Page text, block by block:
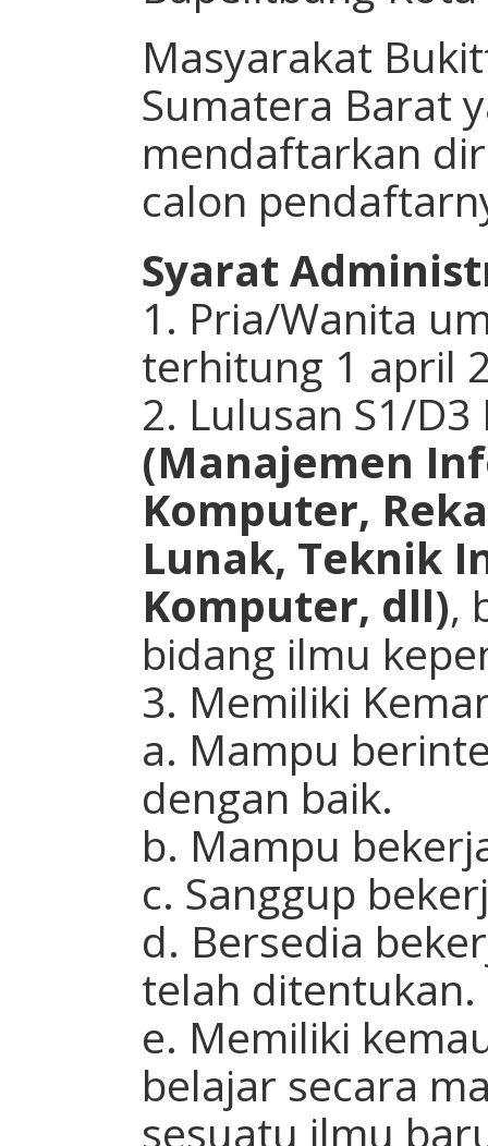
Masyarakat
Sumatera Barat
mendaftarkan
calon
Syarat
1. Pria/Wanita
terhitung 1 april
2. Lulusan S1/
(Manajemen
Komputer,
Lunak, Teknik
Komputer, dll),
bidang ilmu
3. Memiliki
a. Mampu
dengan baik.
b. Mampu
c. Sanggup
d. Bersedia
telah ditentukan.
e. Memiliki
belajar secara
sesuatu ilmu